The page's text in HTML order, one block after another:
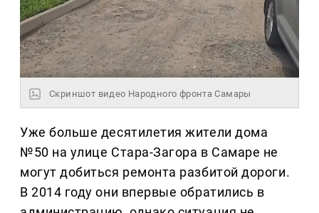
Скриншот видео Народного фронта Самары
Уже больше десятилетия жители дома
№50 на улице Стара-Загора в Самаре не
могут добиться ремонта разбитой дороги.
В 2014 году они впервые обратились в